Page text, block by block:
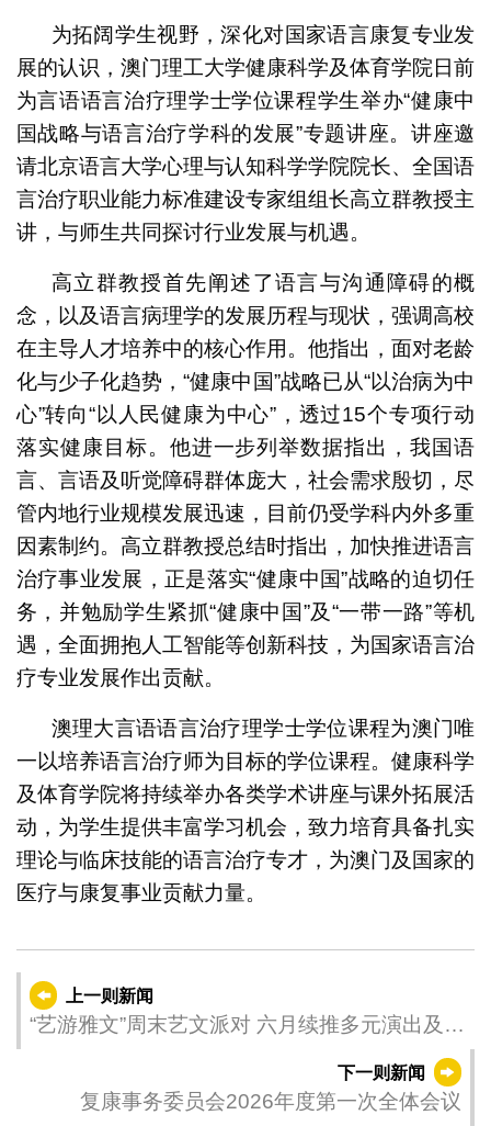
为拓阔学生视野，深化对国家语言康复专业发
展的认识，澳门理工大学健康科学及体育学院日前
为言语语言治疗理学士学位课程学生举办“健康中
国战略与语言治疗学科的发展”专题讲座。讲座邀
请北京语言大学心理与认知科学学院院长、全国语
言治疗职业能力标准建设专家组组长高立群教授主
讲，与师生共同探讨行业发展与机遇。
高立群教授首先阐述了语言与沟通障碍的概
念，以及语言病理学的发展历程与现状，强调高校
在主导人才培养中的核心作用。他指出，面对老龄
化与少子化趋势，“健康中国”战略已从“以治病为中
心”转向“以人民健康为中心”，透过15个专项行动
落实健康目标。他进一步列举数据指出，我国语
言、言语及听觉障碍群体庞大，社会需求殷切，尽
管内地行业规模发展迅速，目前仍受学科内外多重
因素制约。高立群教授总结时指出，加快推进语言
治疗事业发展，正是落实“健康中国”战略的迫切任
务，并勉励学生紧抓“健康中国”及“一带一路”等机
遇，全面拥抱人工智能等创新科技，为国家语言治
疗专业发展作出贡献。
澳理大言语语言治疗理学士学位课程为澳门唯
一以培养语言治疗师为目标的学位课程。健康科学
及体育学院将持续举办各类学术讲座与课外拓展活
动，为学生提供丰富学习机会，致力培育具备扎实
理论与临床技能的语言治疗专才，为澳门及国家的
医疗与康复事业贡献力量。
上一则新闻
“艺游雅文”周末艺文派对 六月续推多元演出及非
下一则新闻
复康事务委员会2026年度第一次全体会议